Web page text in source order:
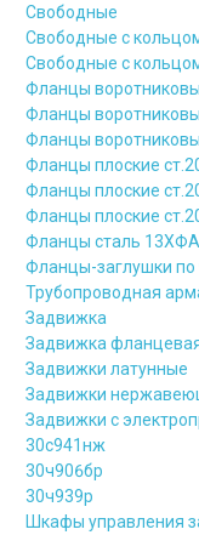
Свободные
Свободные с
Свободные с
Фланцы
Фланцы
Фланцы
Фланцы плоские
Фланцы плоские
Фланцы плоские
Фланцы сталь
Фланцы-заглушки по
Трубопроводная
Задвижка
Задвижка
Задвижки латунные
Задвижки
Задвижки с
30с941нж
30ч906бр
30ч939р
Шкафы управления